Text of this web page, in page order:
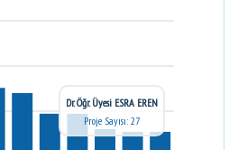
Dr. Öğr. Üyesi ESRA EREN
Proje Sayısı: 27